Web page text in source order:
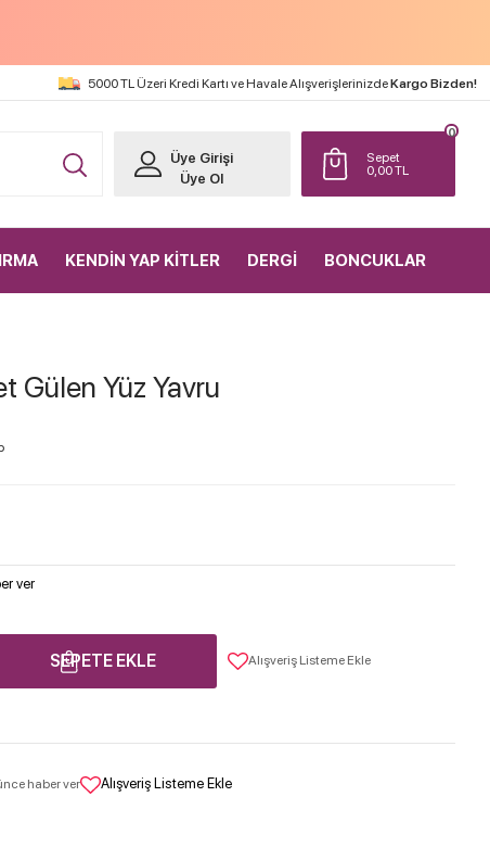
5000 TL Üzeri Kredi Kartı ve Havale AlışverişlerinizdeKargo Bizden!
Sepet
0,00TL
0
Üye Girişi
Üye Ol
KENDİN YAP KİTLER DERGİ BONCUKLAR
Gülen Yüz Yavru
ver
SEPETE EKLE Alışveriş Listeme Ekle
haber ver Alışveriş Listeme Ekle